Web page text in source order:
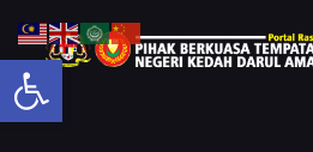
Open toolbar